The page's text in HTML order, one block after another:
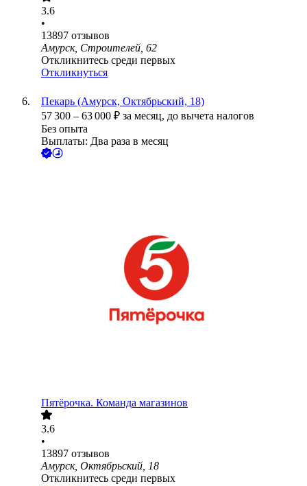
3.6
•
13897 отзывов
Амурск, Строителей, 62
Откликнитесь среди первых
Откликнуться
Пекарь (Амурск, Октябрьский, 18)
57 300 – 63 000 ₽ за месяц, до вычета налогов
Без опыта
Выплаты: Два раза в месяц
Пятёрочка. Команда магазинов
3.6
•
13897 отзывов
Амурск, Октябрьский, 18
Откликнитесь среди первых